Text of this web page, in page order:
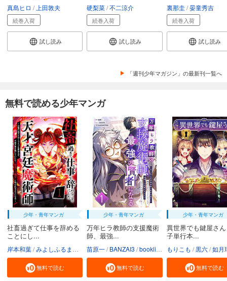
カメレオン（３８）
完結
カート
594円 (税込)
試し読み
あらすじを表示する
カメレオン（４０）
594円 (税込)
完結
カート
試し読み
あらすじを表示する
カメレオン（４１）
完結
カート
試し読み
真島ヒロ 上田敦夫
続巻入荷
試し読み
硬梨菜 不二涼介
続巻入荷
試し読み
裏那圭 晏童秀吉
続巻入荷
試し読み
「週刊少年マガジン」の最新刊一覧へ
無料で読める少年マンガ
少年・青年マンガ
社畜過ぎて仕事を辞める
ことにし...
岸本和葉 みよしふるまち booklistaSTUDIO
無料で読む
少年・青年マンガ
万年ヒラ教師の支援魔術
師、最強...
苗原一 BANZAI3 booklistaSTUDIO
無料で読む
少年・青年マンガ
異世界でも鍵屋さ
子単行本...
もりこも 黒六 如月
無料で読む